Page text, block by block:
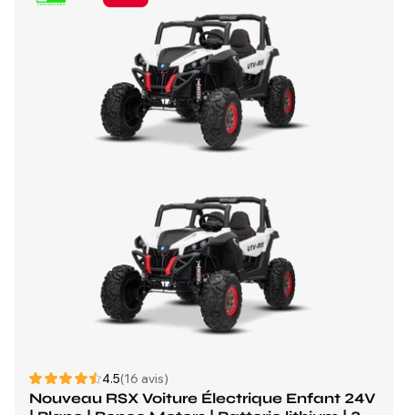
4.5(16 avis)
Nouveau RSX Voiture Électrique Enfant 24V